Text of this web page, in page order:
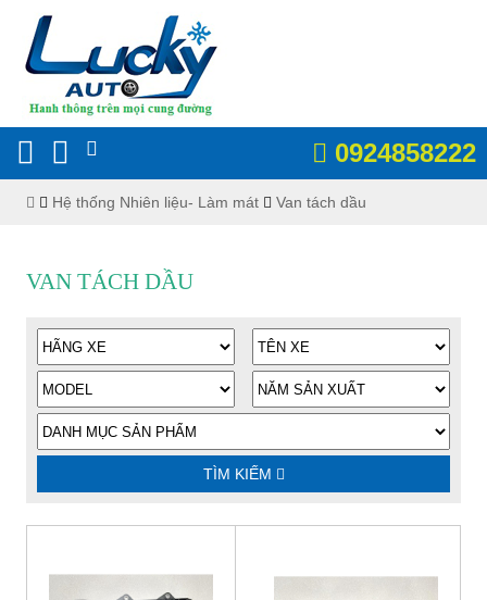
0924858222
Hệ thống Nhiên liệu- Làm mát Van tách dầu
VAN TÁCH DẦU
TÌM KIẾM